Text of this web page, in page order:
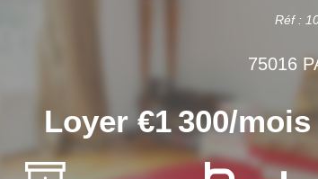
Réf :
75016
Loyer €1 300/mois